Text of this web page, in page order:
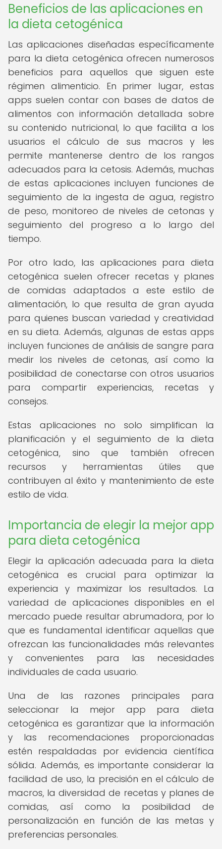
Beneficios de las aplicaciones en
la dieta cetogénica
Las aplicaciones diseñadas específicamente
para la dieta cetogénica ofrecen numerosos
beneficios para aquellos que siguen este
régimen alimenticio. En primer lugar, estas
apps suelen contar con bases de datos de
alimentos con información detallada sobre
su contenido nutricional, lo que facilita a los
usuarios el cálculo de sus macros y les
permite mantenerse dentro de los rangos
adecuados para la cetosis. Además, muchas
de estas aplicaciones incluyen funciones de
seguimiento de la ingesta de agua, registro
de peso, monitoreo de niveles de cetonas y
seguimiento del progreso a lo largo del
tiempo.
Por otro lado, las aplicaciones para dieta
cetogénica suelen ofrecer recetas y planes
de comidas adaptados a este estilo de
alimentación, lo que resulta de gran ayuda
para quienes buscan variedad y creatividad
en su dieta. Además, algunas de estas apps
incluyen funciones de análisis de sangre para
medir los niveles de cetonas, así como la
posibilidad de conectarse con otros usuarios
para compartir experiencias, recetas y
consejos.
Estas aplicaciones no solo simplifican la
planificación y el seguimiento de la dieta
cetogénica, sino que también ofrecen
recursos y herramientas útiles que
contribuyen al éxito y mantenimiento de este
estilo de vida.
Importancia de elegir la mejor app
para dieta cetogénica
Elegir la aplicación adecuada para la dieta
cetogénica es crucial para optimizar la
experiencia y maximizar los resultados. La
variedad de aplicaciones disponibles en el
mercado puede resultar abrumadora, por lo
que es fundamental identificar aquellas que
ofrezcan las funcionalidades más relevantes
y convenientes para las necesidades
individuales de cada usuario.
Una de las razones principales para
seleccionar la mejor app para dieta
cetogénica es garantizar que la información
y las recomendaciones proporcionadas
estén respaldadas por evidencia científica
sólida. Además, es importante considerar la
facilidad de uso, la precisión en el cálculo de
macros, la diversidad de recetas y planes de
comidas, así como la posibilidad de
personalización en función de las metas y
preferencias personales.